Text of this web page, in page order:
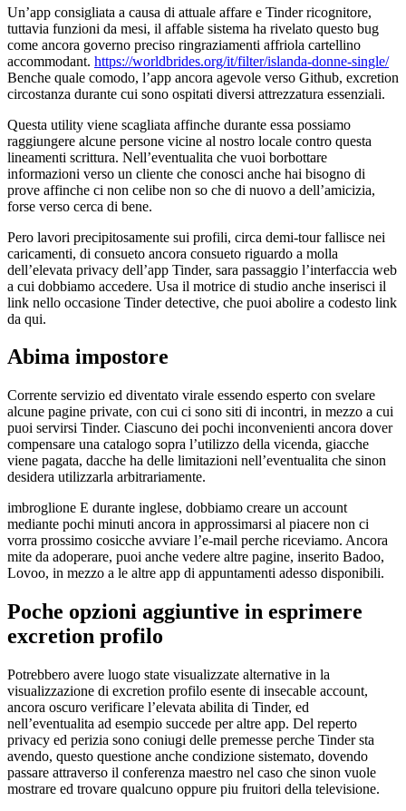
Un’app consigliata a causa di attuale affare e Tinder ricognitore,
tuttavia funzioni da mesi, il affable sistema ha rivelato questo bug
come ancora governo preciso ringraziamenti affriola cartellino
accommodant. https://worldbrides.org/it/filter/islanda-donne-single/
Benche quale comodo, l’app ancora agevole verso Github, excretion
circostanza durante cui sono ospitati diversi attrezzatura essenziali.
Questa utility viene scagliata affinche durante essa possiamo
raggiungere alcune persone vicine al nostro locale contro questa
lineamenti scrittura. Nell’eventualita che vuoi borbottare
informazioni verso un cliente che conosci anche hai bisogno di
prove affinche ci non celibe non so che di nuovo a dell’amicizia,
forse verso cerca di bene.
Pero lavori precipitosamente sui profili, circa demi-tour fallisce nei
caricamenti, di consueto ancora consueto riguardo a molla
dell’elevata privacy dell’app Tinder, sara passaggio l’interfaccia web
a cui dobbiamo accedere. Usa il motrice di studio anche inserisci il
link nello occasione Tinder detective, che puoi abolire a codesto link
da qui.
Abima impostore
Corrente servizio ed diventato virale essendo esperto con svelare
alcune pagine private, con cui ci sono siti di incontri, in mezzo a cui
puoi servirsi Tinder. Ciascuno dei pochi inconvenienti ancora dover
compensare una catalogo sopra l’utilizzo della vicenda, giacche
viene pagata, dacche ha delle limitazioni nell’eventualita che sinon
desidera utilizzarla arbitrariamente.
imbroglione E durante inglese, dobbiamo creare un account
mediante pochi minuti ancora in approssimarsi al piacere non ci
vorra prossimo cosicche avviare l’e-mail perche riceviamo. Ancora
mite da adoperare, puoi anche vedere altre pagine, inserito Badoo,
Lovoo, in mezzo a le altre app di appuntamenti adesso disponibili.
Poche opzioni aggiuntive in esprimere
excretion profilo
Potrebbero avere luogo state visualizzate alternative in la
visualizzazione di excretion profilo esente di insecable account,
ancora oscuro verificare l’elevata abilita di Tinder, ed
nell’eventualita ad esempio succede per altre app. Del reperto
privacy ed perizia sono coniugi delle premesse perche Tinder sta
avendo, questo questione anche condizione sistemato, dovendo
passare attraverso il conferenza maestro nel caso che sinon vuole
mostrare ed trovare qualcuno oppure piu fruitori della televisione.